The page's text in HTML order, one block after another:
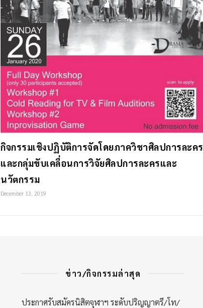
กิจกรรมเชิงปฏิบัติการจัดโดยภาควิชาศิลปการละคร
และกลุ่มขับเคลื่อนการวิจัยศิลปการละครและ
นวัตกรรม
December 13, 2019
ข่าว/กิจกรรมล่าสุด
ประกาศรับสมัครนิสิตจุฬาฯ ระดับปริญญาตรี/โท/